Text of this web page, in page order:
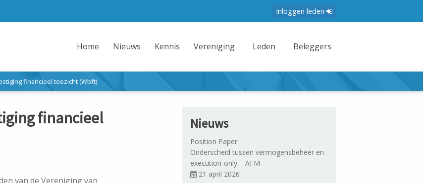
Inloggen leden
Home Nieuws Kennis Vereniging Leden Beleggers
financieel toezicht (Wbft)
financieel
van de Vereniging van
Nieuws
Position Paper:
Onderscheid tussen vermogensbeheer en
execution-only – AFM
21 april 2026